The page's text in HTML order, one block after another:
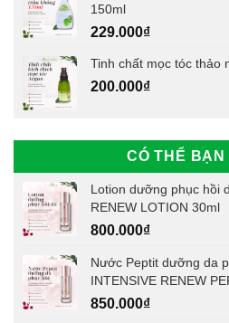
150ml
229.000₫
Tinh chất mọc tóc thảo
200.000₫
CÓ THỂ BẠN
Lotion dưỡng phục hồi
RENEW LOTION 30ml
800.000₫
Nước Peptit dưỡng da
INTENSIVE RENEW
850.000₫